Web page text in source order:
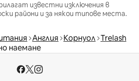
известни изключения в
райони и за някои типове места.
Англия Корнуол Trelash
наемане